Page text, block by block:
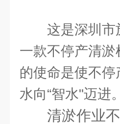
这是深圳市
一款不停产清
的使命是使不
水向“智水"迈进。
清淤作业